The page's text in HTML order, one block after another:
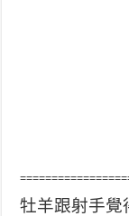
牡羊跟射手覺